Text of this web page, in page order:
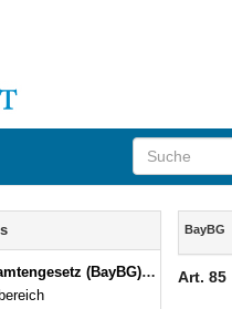
Juli 2008 (GVBl. S. 500) BayRS 2030-1-1-F (Art. 1–147)
Inhalt
BayBG
Art. 85